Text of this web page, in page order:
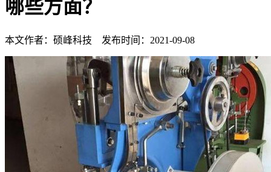
哪些方面？
本文作者：硕峰科技 发布时间：2021-09-08